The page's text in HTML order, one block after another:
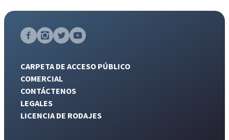
CARPETA DE ACCESO PÚBLICO
COMERCIAL
CONTÁCTENOS
LEGALES
LICENCIA DE RODAJES